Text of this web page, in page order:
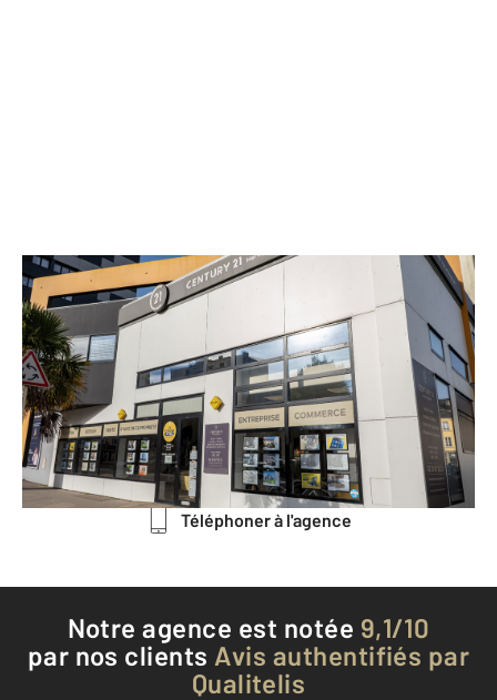
CENTURY 21 Hervé Regnault
48 Boulevard Schuman CHERBOURG-
OCTEVILLE
CHERBOURG EN COTENTIN - 50100
Envoyer un message
Téléphoner à l'agence
Notre agence est notée 9,1/10
par nos clients Avis authentifiés par
Qualitelis